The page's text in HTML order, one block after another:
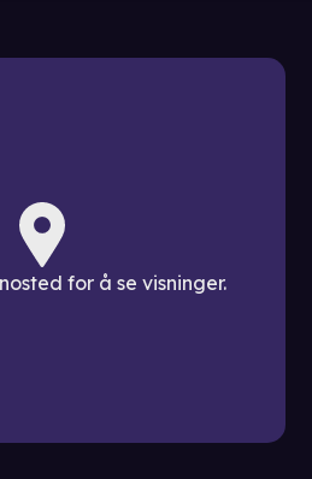
for å se visninger.